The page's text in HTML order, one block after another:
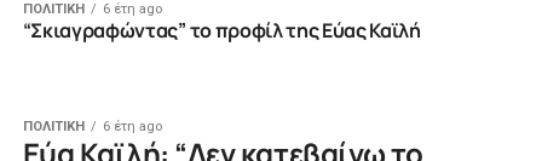
ΠΟΛΙΤΙΚΗ 6 έτη ago
“Σκιαγραφώντας” το προφίλ της Εύας Καϊλή
ΠΟΛΙΤΙΚΗ 6 έτη ago